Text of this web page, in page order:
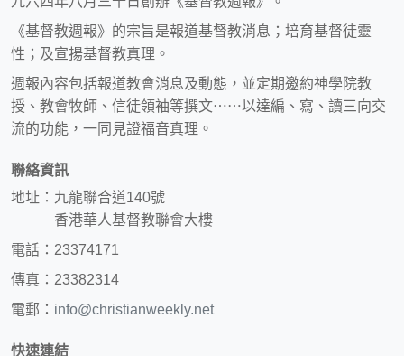
《基督教週報》的宗旨是報道基督教消息；培育基督徒靈
性；及宣揚基督教真理。
週報內容包括報道教會消息及動態，並定期邀約神學院教
授、教會牧師、信徒領袖等撰文⋯⋯以達編、寫、讀三向交
流的功能，一同見證福音真理。
聯絡資訊
地址：九龍聯合道140號
香港華人基督教聯會大樓
電話：23374171
傳真：23382314
電郵： info@christianweekly.net
快速連結